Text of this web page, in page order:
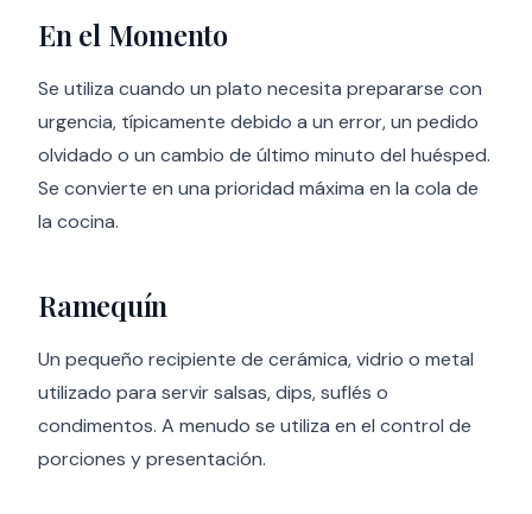
En el Momento
Se utiliza cuando un plato necesita prepararse con
urgencia, típicamente debido a un error, un pedido
olvidado o un cambio de último minuto del huésped.
Se convierte en una prioridad máxima en la cola de
la cocina.
Ramequín
Un pequeño recipiente de cerámica, vidrio o metal
utilizado para servir salsas, dips, suflés o
condimentos. A menudo se utiliza en el control de
porciones y presentación.